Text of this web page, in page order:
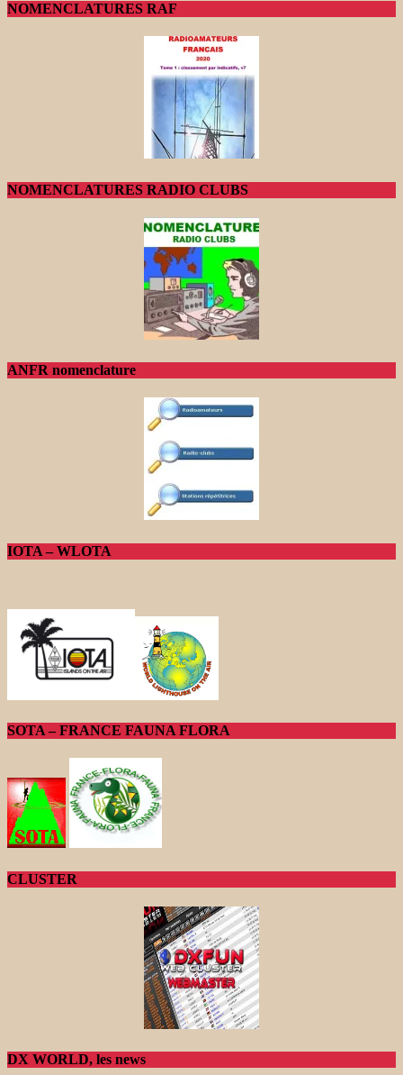
NOMENCLATURES RAF
NOMENCLATURES RADIO CLUBS
ANFR nomenclature
IOTA – WLOTA
SOTA – FRANCE FAUNA FLORA
CLUSTER
DX WORLD, les news